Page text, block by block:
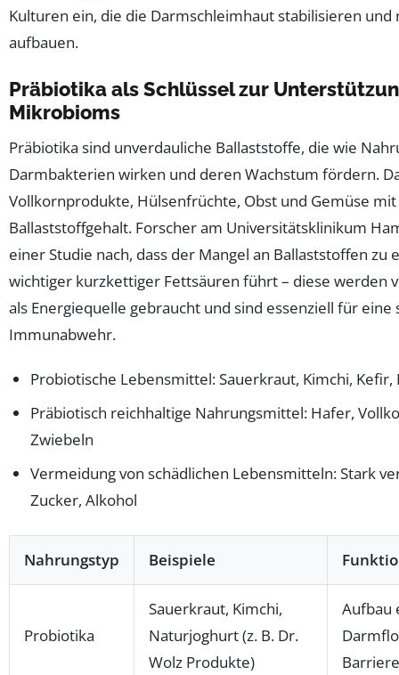
Kulturen ein, die die Darmschleimhaut stabilisieren
aufbauen.
Präbiotika als Schlüssel zur
Mikrobioms
Präbiotika sind unverdauliche Ballaststoffe, die wie
Darmbakterien wirken und deren Wachstum fördern.
Vollkornprodukte, Hülsenfrüchte, Obst und Gemüse
Ballaststoffgehalt. Forscher am Universitätsklinikum
einer Studie nach, dass der Mangel an Ballaststoffen zu
wichtiger kurzkettiger Fettsäuren führt – diese werden
als Energiequelle gebraucht und sind essenziell für eine
Immunabwehr.
Probiotische Lebensmittel: Sauerkraut, Kimchi,
Präbiotisch reichhaltige Nahrungsmittel: Hafer,
Zwiebeln
Vermeidung von schädlichen Lebensmitteln: Stark
Zucker, Alkohol
Nahrungstyp Beispiele
Probiotika
Sauerkraut, Kimchi,
Naturjoghurt (z. B. Dr.
Wolz Produkte)
Aufbau